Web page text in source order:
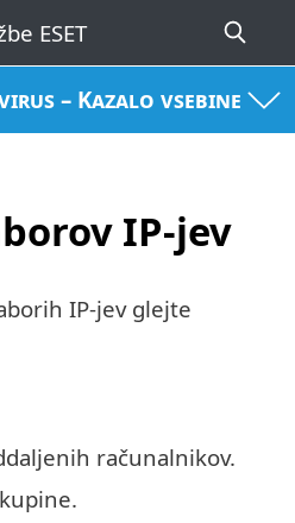
– Kazalo vsebine
IP-jev
IP-jev glejte
računalnikov.